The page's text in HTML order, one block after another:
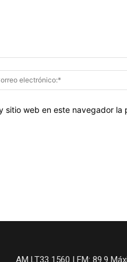
sitio web en este navegador la
AM LT33 1560 | FM: 89.9